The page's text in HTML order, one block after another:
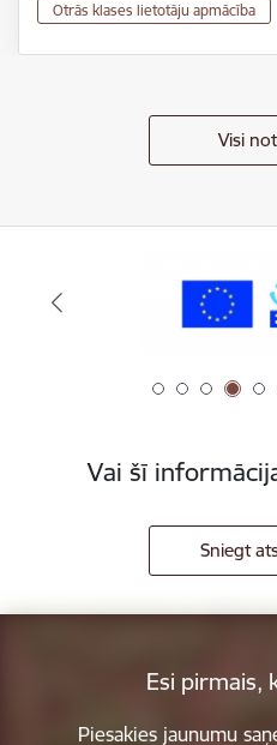
Otrās klases lietotāju apmācība
Visi
Vai šī
Sniegt
Esi pirmais,
Piesakies jaunumu